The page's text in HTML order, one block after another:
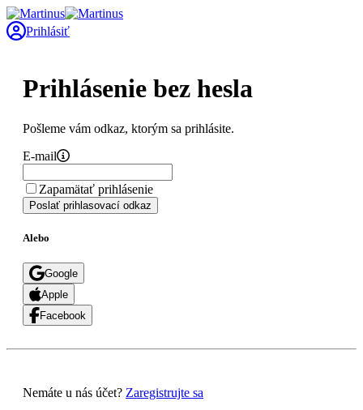
Prihlásiť
Prihlásenie bez hesla
Pošleme vám odkaz, ktorým sa prihlásite.
E-mail
Zapamätať prihlásenie
Poslať prihlasovací odkaz
Alebo
Google
Apple
Facebook
Nemáte u nás účet? Zaregistrujte sa